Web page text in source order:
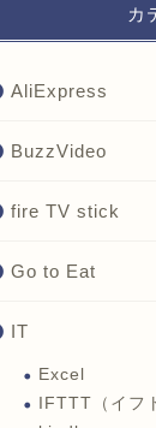
カ
AliExpress
BuzzVideo
fire TV stick
Go to Eat
IT
Excel
IFTTT（イフ